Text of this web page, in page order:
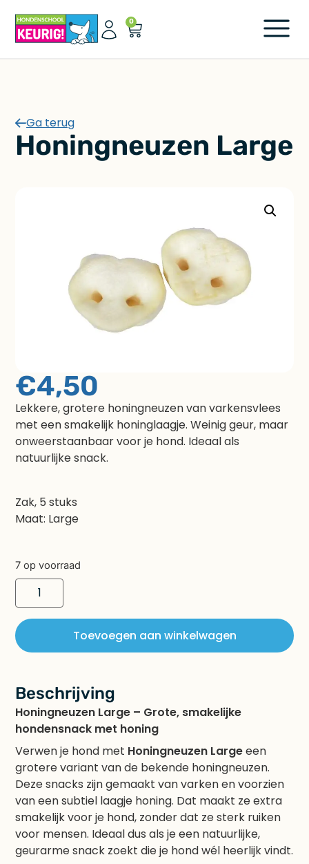
0
Ga terug
Honingneuzen Large
€4,50
Lekkere, grotere honingneuzen van varkensvlees
met een smakelijk honinglaagje. Weinig geur, maar
onweerstaanbaar voor je hond. Ideaal als
natuurlijke snack.
Zak, 5 stuks
Maat: Large
7 op voorraad
Toevoegen aan winkelwagen
Beschrijving
Honingneuzen Large – Grote, smakelijke
hondensnack met honing
Verwen je hond met Honingneuzen Largeeen
grotere variant van de bekende honingneuzen.
Deze snacks zijn gemaakt van varken en voorzien
van een subtiel laagje honing. Dat maakt ze extra
smakelijk voor je hond, zonder dat ze sterk ruiken
voor mensen. Ideaal dus als je een natuurlijke,
geurarme snack zoekt die je hond wél heerlijk vindt.